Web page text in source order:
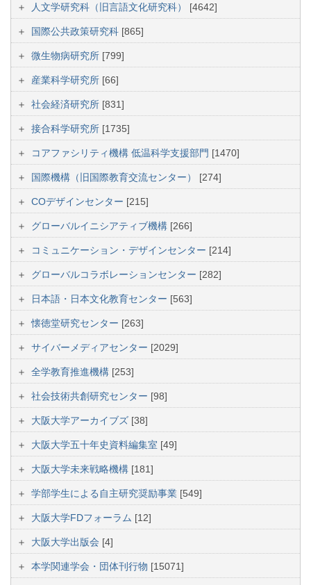
人文学研究科（旧言語文化研究科） [4642]
国際公共政策研究科 [865]
微生物病研究所 [799]
産業科学研究所 [66]
社会経済研究所 [831]
接合科学研究所 [1735]
コアファシリティ機構 低温科学支援部門 [1470]
国際機構（旧国際教育交流センター） [274]
COデザインセンター [215]
グローバルイニシアティブ機構 [266]
コミュニケーション・デザインセンター [214]
グローバルコラボレーションセンター [282]
日本語・日本文化教育センター [563]
懐徳堂研究センター [263]
サイバーメディアセンター [2029]
全学教育推進機構 [253]
社会技術共創研究センター [98]
大阪大学アーカイブズ [38]
大阪大学五十年史資料編集室 [49]
大阪大学未来戦略機構 [181]
学部学生による自主研究奨励事業 [549]
大阪大学FDフォーラム [12]
大阪大学出版会 [4]
本学関連学会・団体刊行物 [15071]